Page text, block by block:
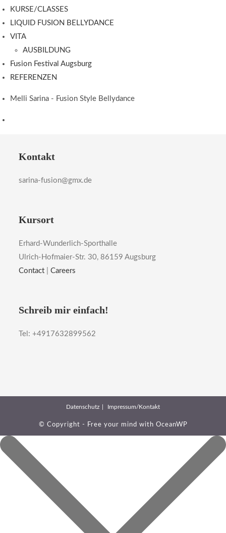
KURSE/CLASSES
LIQUID FUSION BELLYDANCE
VITA
AUSBILDUNG
Fusion Festival Augsburg
REFERENZEN
Melli Sarina - Fusion Style Bellydance
Kontakt
sarina-fusion@gmx.de
Kursort
Erhard-Wunderlich-Sporthalle
Ulrich-Hofmaier-Str. 30, 86159 Augsburg
Contact |Careers
Schreib mir einfach!
Tel: +4917632899562
Datenschutz Impressum/Kontakt
© Copyright - Free your mind with OceanWP